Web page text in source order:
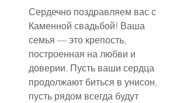
Сердечно поздравляем вас с
Каменной свадьбой! Ваша
семья — это крепость,
построенная на любви и
доверии. Пусть ваши сердца
продолжают биться в унисон,
пусть рядом всегда будут